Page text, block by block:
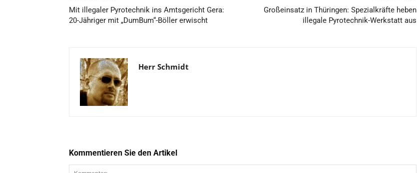
Mit illegaler Pyrotechnik ins Amtsgericht Gera:
20-Jähriger mit „DumBum“-Böller erwischt
Großeinsatz in Thüringen: Spezialkräfte heben
illegale Pyrotechnik-Werkstatt aus
Herr Schmidt
Kommentieren Sie den Artikel